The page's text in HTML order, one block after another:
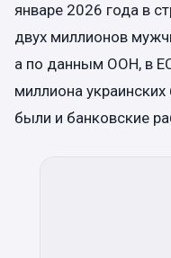
январе 2026 года в
двух миллионов
а по данным ООН, в
миллиона
были и банковские